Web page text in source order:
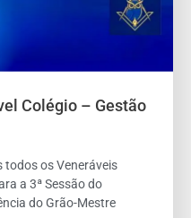
Colégio – Gestão
todos os Veneráveis
a 3ª Sessão do
do Grão-Mestre